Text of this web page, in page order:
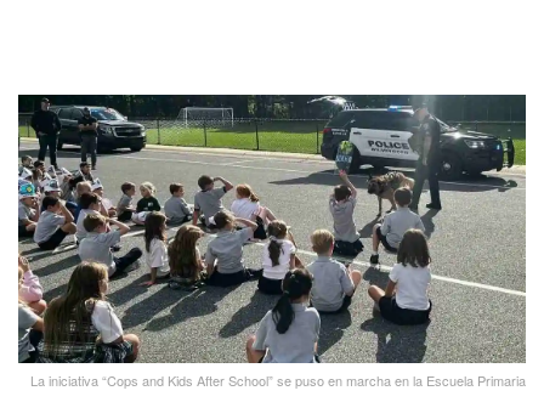
La iniciativa “Cops and Kids After School” se puso en marcha en la Escuela Primaria